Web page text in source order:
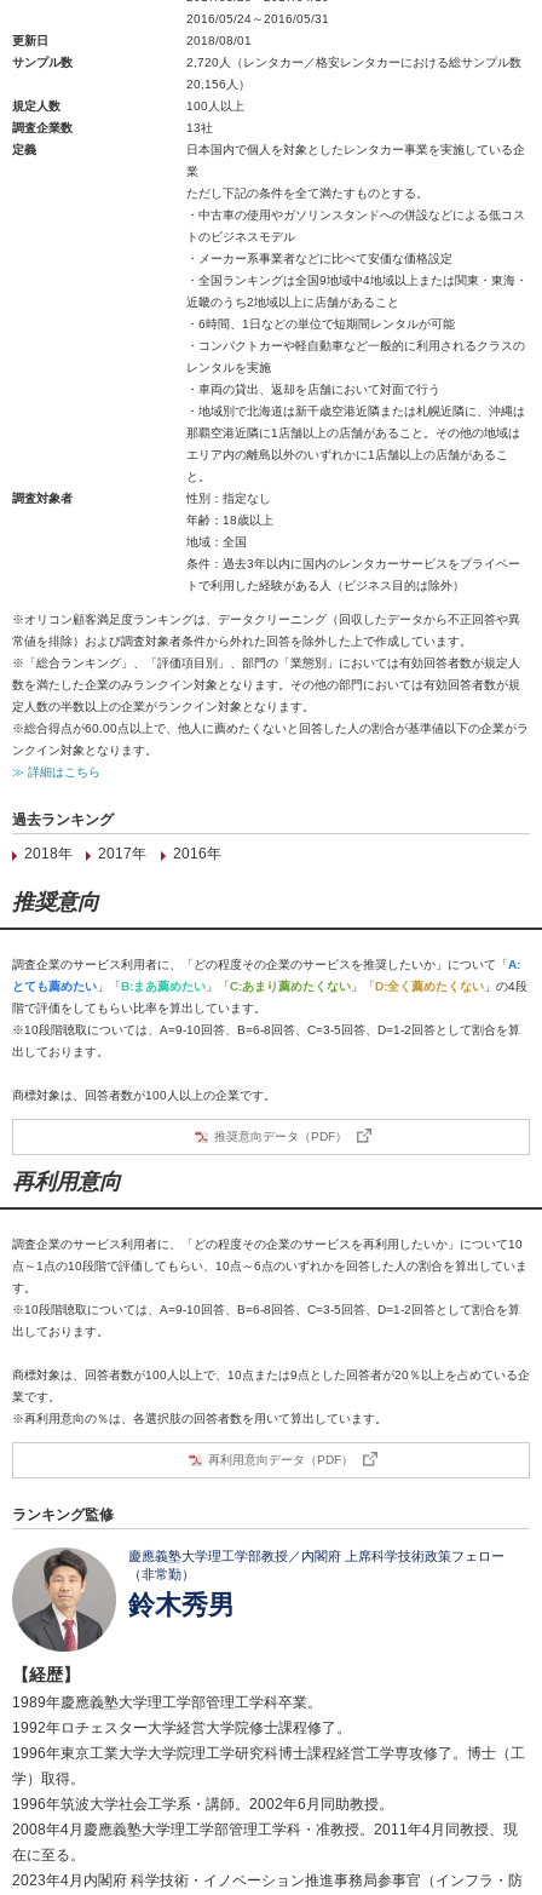
2016/05/24～2016/05/31
更新日
2018/08/01
サンプル数
2,720人（レンタカー／格安レンタカーにおける総サンプル数
20,156人）
規定人数
100人以上
調査企業数
13社
定義
日本国内で個人を対象としたレンタカー事業を実施している企
業
ただし下記の条件を全て満たすものとする。
・中古車の使用やガソリンスタンドへの併設などによる低コス
トのビジネスモデル
・メーカー系事業者などに比べて安価な価格設定
・全国ランキングは全国9地域中4地域以上または関東・東海・
近畿のうち2地域以上に店舗があること
・6時間、1日などの単位で短期間レンタルが可能
・コンパクトカーや軽自動車など一般的に利用されるクラスの
レンタルを実施
・車両の貸出、返却を店舗において対面で行う
・地域別で北海道は新千歳空港近隣または札幌近隣に、沖縄は
那覇空港近隣に1店舗以上の店舗があること。その他の地域は
エリア内の離島以外のいずれかに1店舗以上の店舗があるこ
と。
調査対象者
性別：指定なし
年齢：18歳以上
地域：全国
条件：過去3年以内に国内のレンタカーサービスをプライベー
トで利用した経験がある人（ビジネス目的は除外）
※オリコン顧客満足度ランキングは、データクリーニング（回収したデータから不正回答や異
常値を排除）および調査対象者条件から外れた回答を除外した上で作成しています。
※「総合ランキング」、「評価項目別」、部門の「業態別」においては有効回答者数が規定人
数を満たした企業のみランクイン対象となります。その他の部門においては有効回答者数が規
定人数の半数以上の企業がランクイン対象となります。
※総合得点が60.00点以上で、他人に薦めたくないと回答した人の割合が基準値以下の企業がラ
ンクイン対象となります。
≫ 詳細はこちら
過去ランキング
2018年
2017年 2016年
推奨意向
調査企業のサービス利用者に、「どの程度その企業のサービスを推奨したいか」について「A:
とても薦めたい 」「B:まあ薦めたい 」「C:あまり薦めたくない 」「D:全く薦めたくない 」の4段
階で評価をしてもらい比率を算出しています。
※10段階聴取については、A=9-10回答、B=6-8回答、C=3-5回答、D=1-2回答として割合を算
出しております。
商標対象は、回答者数が100人以上の企業です。
推奨意向データ（PDF）
再利用意向
調査企業のサービス利用者に、「どの程度その企業のサービスを再利用したいか」について10
点～1点の10段階で評価してもらい、10点～6点のいずれかを回答した人の割合を算出していま
す。
※10段階聴取については、A=9-10回答、B=6-8回答、C=3-5回答、D=1-2回答として割合を算
出しております。
商標対象は、回答者数が100人以上で、10点または9点とした回答者が20％以上を占めている企
業です。
※再利用意向の％は、各選択肢の回答者数を用いて算出しています。
再利用意向データ（PDF）
ランキング監修
慶應義塾大学理工学部教授／内閣府 上席科学技術政策フェロー
（非常勤）
鈴木秀男
【経歴】
1989年慶應義塾大学理工学部管理工学科卒業。
1992年ロチェスター大学経営大学院修士課程修了。
1996年東京工業大学大学院理工学研究科博士課程経営工学専攻修了。博士（工
学）取得。
1996年筑波大学社会工学系・講師。2002年6月同助教授。
2008年4月慶應義塾大学理工学部管理工学科・准教授。2011年4月同教授、現
在に至る。
2023年4月内閣府 科学技術・イノベーション推進事務局参事官（インフラ・防